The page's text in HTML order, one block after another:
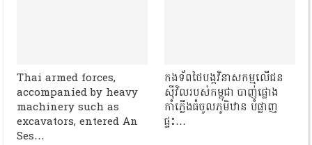
Thai armed forces,
accompanied by heavy
machinery such as
excavators, entered An
Ses…
កងទ័ពថៃបង្កវិនាសកម្មលើជន
ស៊ីវិលរបស់កម្ពុជា បាញ់ផ្លោង
កាំភ្លើងធំចូលភូមិឋាន បំផ្លាញ
ផ្ទះ…